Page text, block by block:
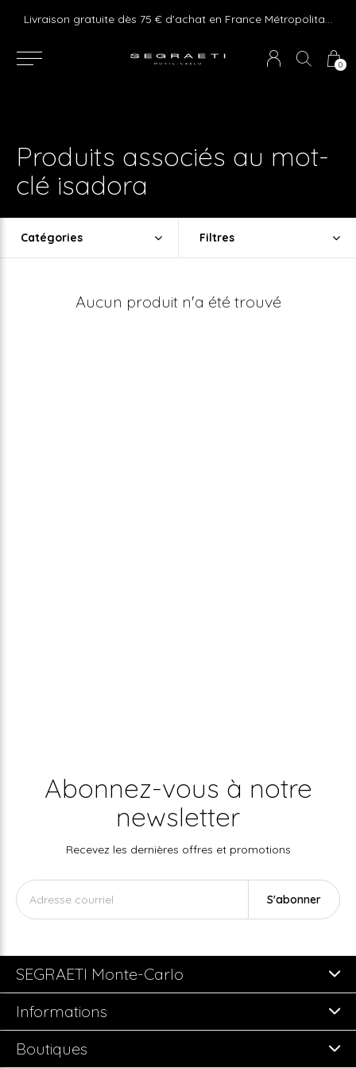
0
Livraison gratuite dès 75 € d'achat en France Métropolitaine et Monaco (hors mobilier)
Produits associés au mot-
clé isadora
Catégories Filtres
Aucun produit n'a été trouvé
Abonnez-vous à notre
newsletter
Recevez les dernières offres et promotions
S'abonner
SEGRAETI Monte-Carlo
Informations
Boutiques